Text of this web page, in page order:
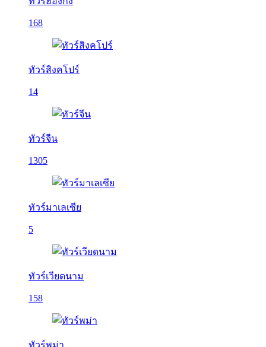
168
ทัวร์สิงคโปร์
14
ทัวร์จีน
1305
ทัวร์มาเลเซีย
5
ทัวร์เวียดนาม
158
ทัวร์พม่า